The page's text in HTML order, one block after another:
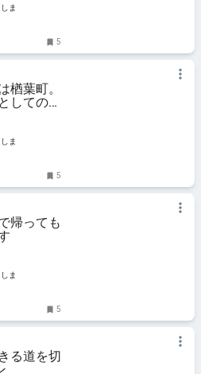
ま
5
楢葉町。
してのキ
ま
5
帰っても
ま
5
る道を切